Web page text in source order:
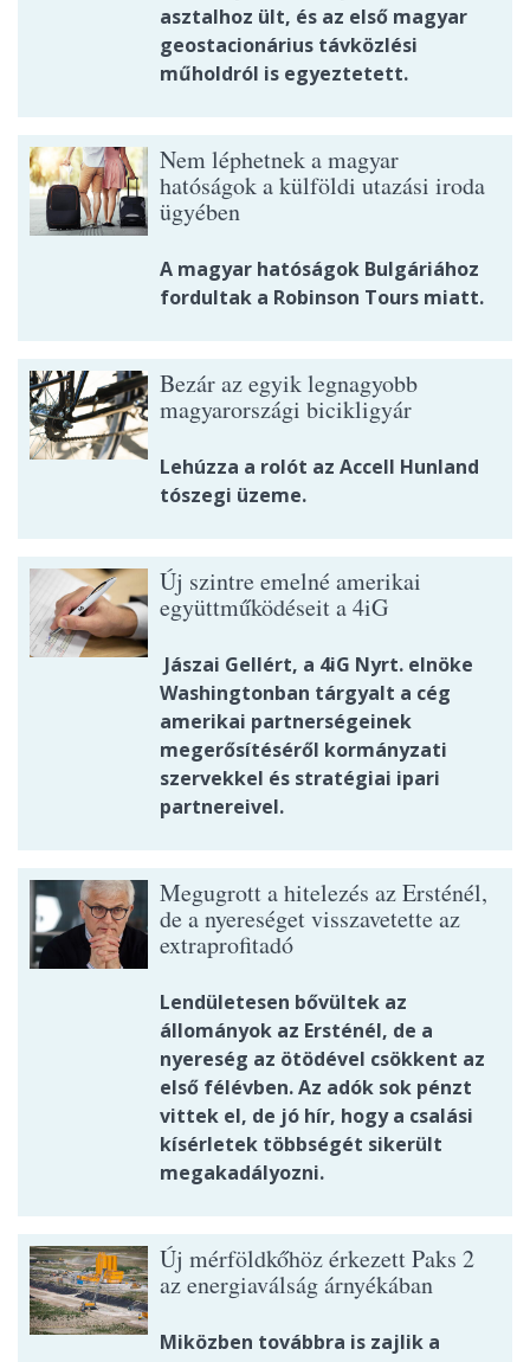
asztalhoz ült, és az első magyar
geostacionárius távközlési
műholdról is egyeztetett.
Nem léphetnek a magyar
hatóságok a külföldi utazási iroda
ügyében
A magyar hatóságok Bulgáriához
fordultak a Robinson Tours miatt.
Bezár az egyik legnagyobb
magyarországi bicikligyár
Lehúzza a rolót az Accell Hunland
tószegi üzeme.
Új szintre emelné amerikai
együttműködéseit a 4iG
Jászai Gellért, a 4iG Nyrt. elnöke
Washingtonban tárgyalt a cég
amerikai partnerségeinek
megerősítéséről kormányzati
szervekkel és stratégiai ipari
partnereivel.
Megugrott a hitelezés az Ersténél,
de a nyereséget visszavetette az
extraprofitadó
Lendületesen bővültek az
állományok az Ersténél, de a
nyereség az ötödével csökkent az
első félévben. Az adók sok pénzt
vittek el, de jó hír, hogy a csalási
kísérletek többségét sikerült
megakadályozni.
Új mérföldkőhöz érkezett Paks 2
az energiaválság árnyékában
Miközben továbbra is zajlik a